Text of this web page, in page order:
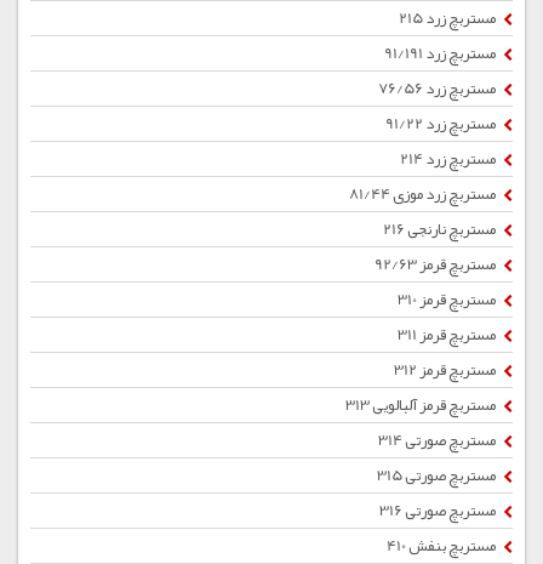
مستربچ زرد 215
مستربچ زرد 91/191
مستربچ زرد 76/56
مستربچ زرد 91/22
مستربچ زرد 214
مستربچ زرد موزی 81/44
مستربچ نارنجی 216
مستربچ قرمز 92/63
مستربچ قرمز 310
مستربچ قرمز 311
مستربچ قرمز 312
مستربچ قرمز آلبالویی 313
مستربچ صورتی 314
مستربچ صورتی 315
مستربچ صورتی 316
مستربچ بنفش 410